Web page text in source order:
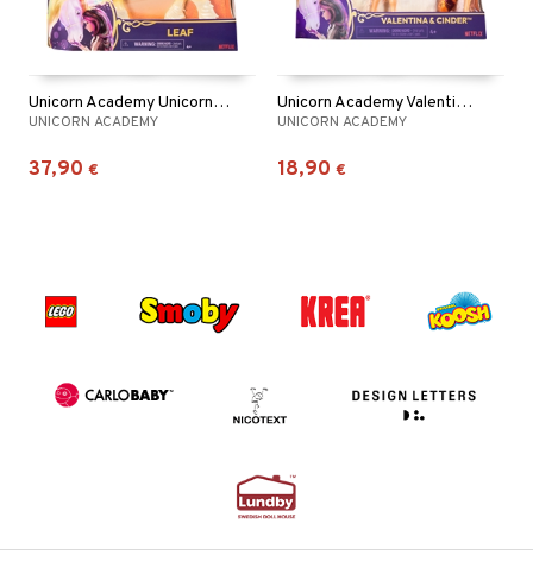
Unicorn Academy Unicorn Leaf 28 cm
UNICORN ACADEMY
37,90 €
Unicorn Academy Valentina & Cinder
UNICORN ACADEMY
18,90 €